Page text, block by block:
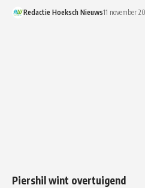
Redactie Hoeksch Nieuws11 november
Piershil wint overtuigend